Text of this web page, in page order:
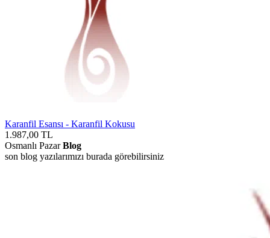
Karanfil Esansı - Karanfil Kokusu
1.987,00 TL
Osmanlı PazarBlog
son blog yazılarımızı burada görebilirsiniz